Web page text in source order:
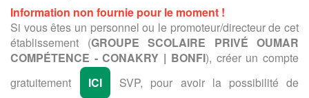
Information non fournie pour le moment !
Si vous êtes un personnel ou le promoteur/directeur de cet
établissement (GROUPE SCOLAIRE PRIVÉ OUMAR
COMPÉTENCE - CONAKRY | BONFI), créer un compte
gratuitement
ICI
SVP, pour avoir la possibilité de